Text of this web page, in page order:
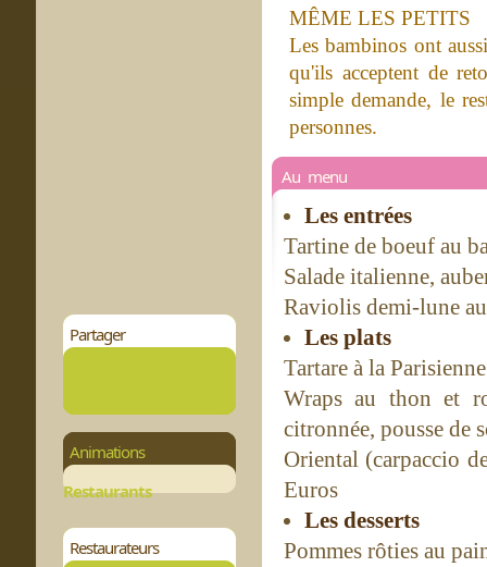
Partager
Animations
Restaurants
Restaurateurs
MÊME LES PETITS
Les bambinos ont
qu'ils acceptent de
simple demande, le
personnes.
Au menu
Les entrées
Tartine de boeuf au
Salade italienne,
Raviolis demi-lune
Les plats
Tartare à la
Wraps au thon et
citronnée, pousse de
Oriental (carpaccio
Euros
Les desserts
Pommes rôties au